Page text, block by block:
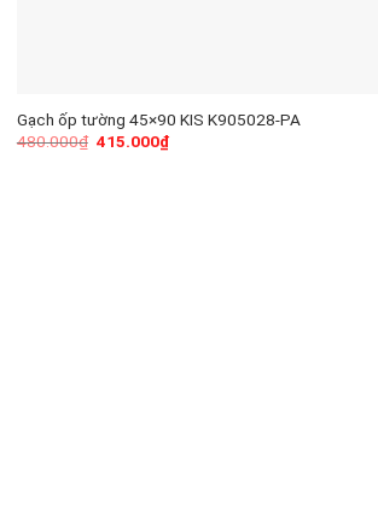
Gạch ốp tường 45×90 KIS K905028-PA
480.000₫ 415.000₫